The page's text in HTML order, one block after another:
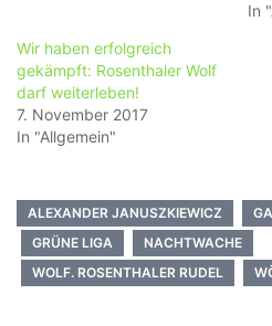
In
Wir haben erfolgreich
gekämpft: Rosenthaler Wolf
darf weiterleben!
7. November 2017
In "Allgemein"
ALEXANDER JANUSZKIEWICZ
GRÜNE LIGA
NACHTWACHE
WOLF. ROSENTHALER RUDEL